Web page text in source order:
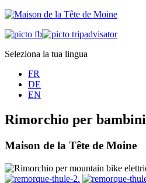
Seleziona la tua lingua
FR
DE
EN
Rimorchio per bambini
Maison de la Tête de Moine